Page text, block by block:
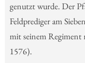
genutzt wurde. Der
Feldprediger am
mit seinem Regiment
1576).